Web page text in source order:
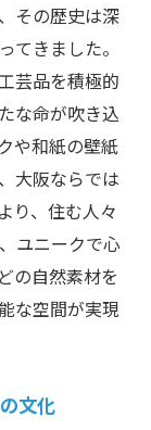
リノベー
ートの新境
ョンアー
ンアート
その歴史は深
てきました。
芸品を積極的
な命が吹き込
や和紙の壁紙
大阪ならでは
り、住む人々
ユニークで心
の自然素材を
な空間が実現
文化